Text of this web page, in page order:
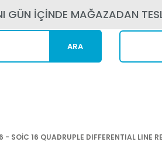
GÜN İÇİNDE MAĞAZADAN
ARA
16 QUADRUPLE DIFFERENTIAL LINE